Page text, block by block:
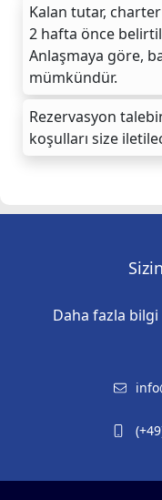
Kalan tutar,
2 hafta önce
Anlaşmaya göre,
mümkündür.
Rezervasyon
koşulları size
Daha fazla